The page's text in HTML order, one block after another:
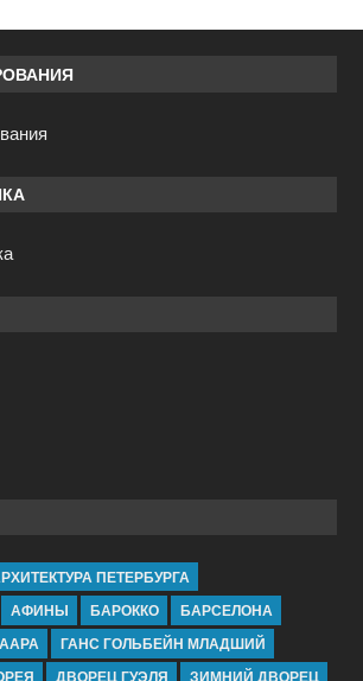
ПЕТЕРБУРГА
АФИНЫ БАРОККО
БАРСЕЛОНА
ГАНС ГОЛЬБЕЙН МЛАДШИЙ
ДВОРЕЦ ГУЭЛЯ ЗИМНИЙ ДВОРЕЦ